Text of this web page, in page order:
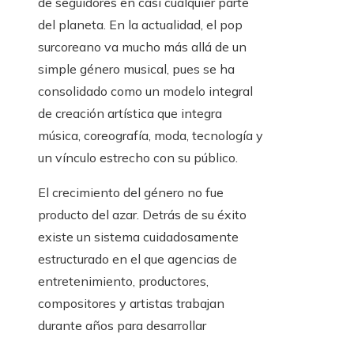
del planeta. En la actualidad, el pop
surcoreano va mucho más allá de un
simple género musical, pues se ha
consolidado como un modelo integral
de creación artística que integra
música, coreografía, moda, tecnología y
un vínculo estrecho con su público.
El crecimiento del género no fue
producto del azar. Detrás de su éxito
existe un sistema cuidadosamente
estructurado en el que agencias de
entretenimiento, productores,
compositores y artistas trabajan
durante años para desarrollar